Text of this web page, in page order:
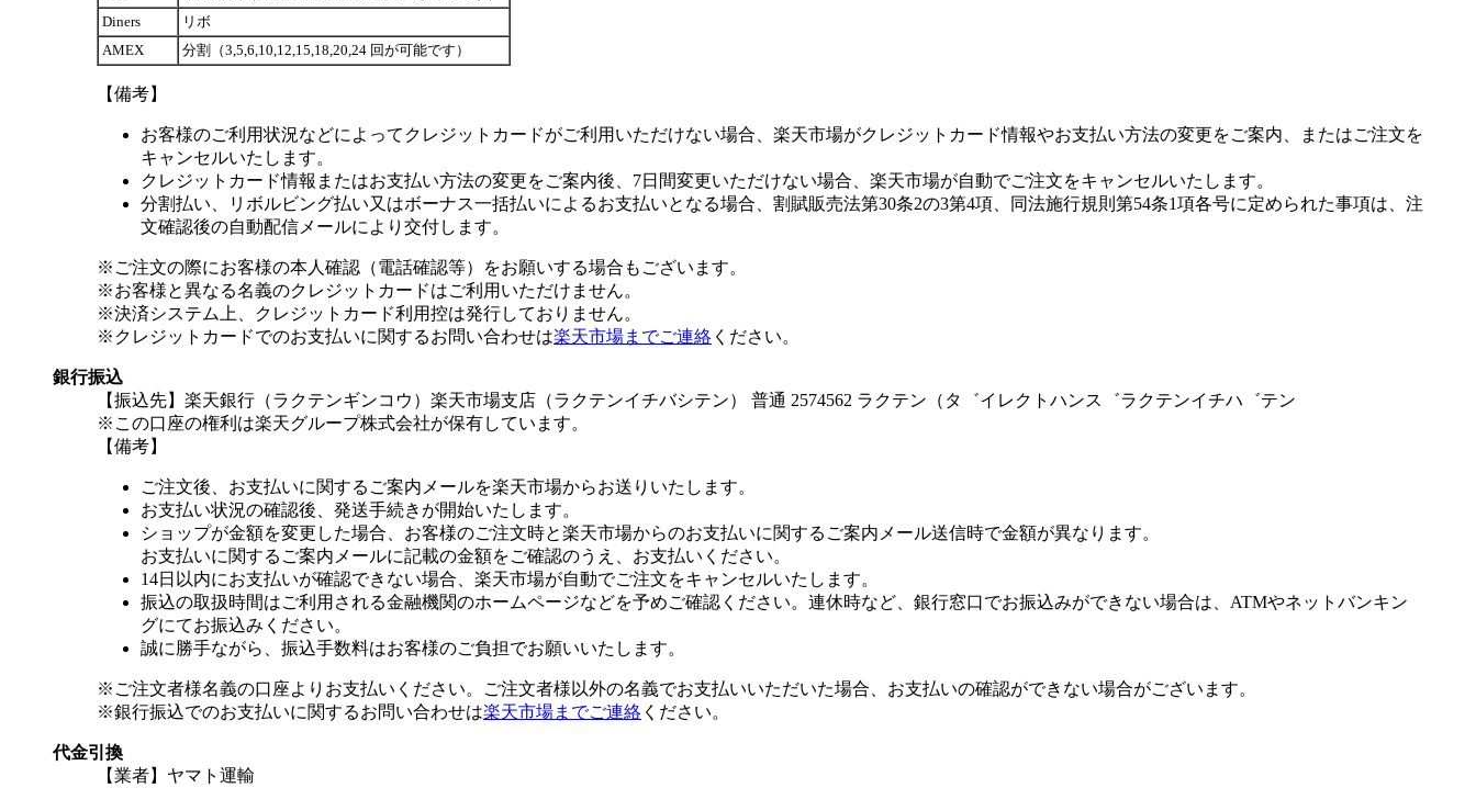
Diners
リボ
AMEX
分割（3,5,6,10,12,15,18,20,24 回が可能です）
【備考】
お客様のご利用状況などによってクレジットカードがご利用いただけない場合、楽天市場がクレジットカード情報やお支払い方法の変更をご案内、またはご注文を
キャンセルいたします。
クレジットカード情報またはお支払い方法の変更をご案内後、7日間変更いただけない場合、楽天市場が自動でご注文をキャンセルいたします。
分割払い、リボルビング払い又はボーナス一括払いによるお支払いとなる場合、割賦販売法第30条2の3第4項、同法施行規則第54条1項各号に定められた事項は、注
文確認後の自動配信メールにより交付します。
※ご注文の際にお客様の本人確認（電話確認等）をお願いする場合もございます。
※お客様と異なる名義のクレジットカードはご利用いただけません。
※決済システム上、クレジットカード利用控は発行しておりません。
※クレジットカードでのお支払いに関するお問い合わせは楽天市場までご連絡 ください。
銀行振込
【振込先】楽天銀行（ラクテンギンコウ）楽天市場支店（ラクテンイチバシテン） 普通 2574562 ラクテン（タ゛イレクトハンス゛ラクテンイチハ゛テン
※この口座の権利は楽天グループ株式会社が保有しています。
【備考】
ご注文後、お支払いに関するご案内メールを楽天市場からお送りいたします。
お支払い状況の確認後、発送手続きが開始いたします。
ショップが金額を変更した場合、お客様のご注文時と楽天市場からのお支払いに関するご案内メール送信時で金額が異なります。
お支払いに関するご案内メールに記載の金額をご確認のうえ、お支払いください。
14日以内にお支払いが確認できない場合、楽天市場が自動でご注文をキャンセルいたします。
振込の取扱時間はご利用される金融機関のホームページなどを予めご確認ください。連休時など、銀行窓口でお振込みができない場合は、ATMやネットバンキン
グにてお振込みください。
誠に勝手ながら、振込手数料はお客様のご負担でお願いいたします。
※ご注文者様名義の口座よりお支払いください。ご注文者様以外の名義でお支払いいただいた場合、お支払いの確認ができない場合がございます。
※銀行振込でのお支払いに関するお問い合わせは楽天市場までご連絡 ください。
代金引換
【業者】ヤマト運輸